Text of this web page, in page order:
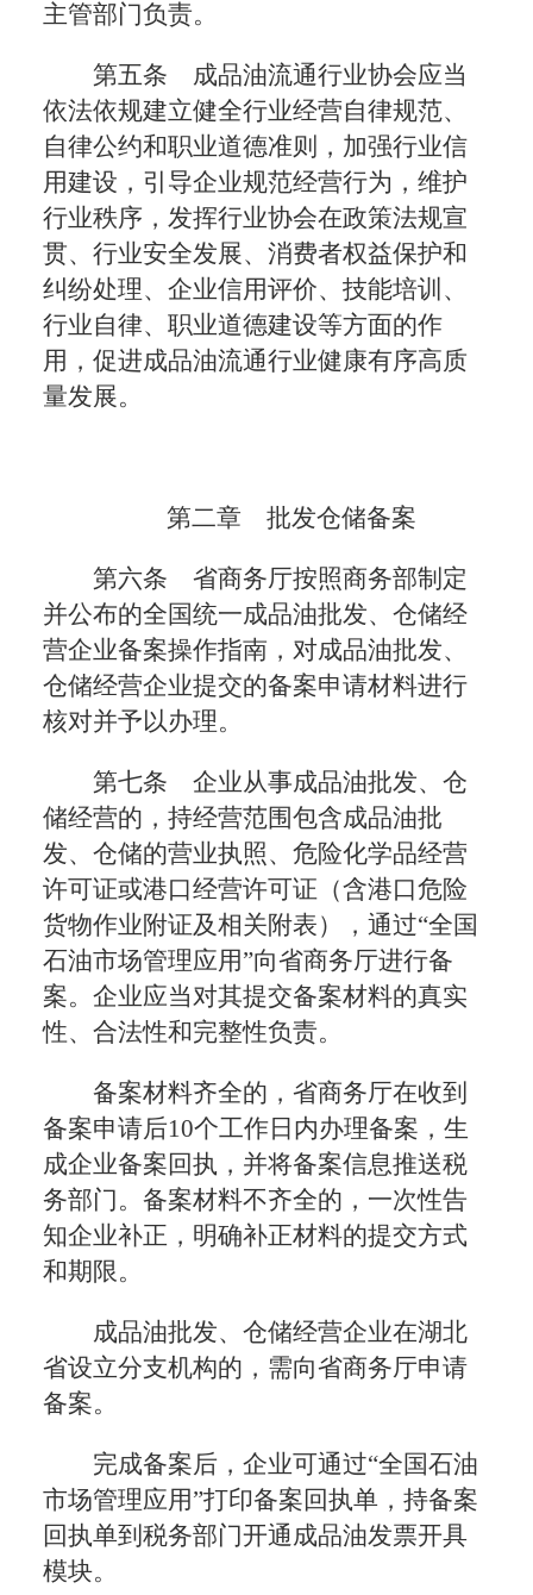
主管部门负责。
第五条 成品油流通行业协会应当
依法依规建立健全行业经营自律规范、
自律公约和职业道德准则，加强行业信
用建设，引导企业规范经营行为，维护
行业秩序，发挥行业协会在政策法规宣
贯、行业安全发展、消费者权益保护和
纠纷处理、企业信用评价、技能培训、
行业自律、职业道德建设等方面的作
用，促进成品油流通行业健康有序高质
量发展。
第二章 批发仓储备案
第六条 省商务厅按照商务部制定
并公布的全国统一成品油批发、仓储经
营企业备案操作指南，对成品油批发、
仓储经营企业提交的备案申请材料进行
核对并予以办理。
第七条 企业从事成品油批发、仓
储经营的，持经营范围包含成品油批
发、仓储的营业执照、危险化学品经营
许可证或港口经营许可证（含港口危险
货物作业附证及相关附表），通过“全国
石油市场管理应用”向省商务厅进行备
案。企业应当对其提交备案材料的真实
性、合法性和完整性负责。
备案材料齐全的，省商务厅在收到
备案申请后10个工作日内办理备案，生
成企业备案回执，并将备案信息推送税
务部门。备案材料不齐全的，一次性告
知企业补正，明确补正材料的提交方式
和期限。
成品油批发、仓储经营企业在湖北
省设立分支机构的，需向省商务厅申请
备案。
完成备案后，企业可通过“全国石油
市场管理应用”打印备案回执单，持备案
回执单到税务部门开通成品油发票开具
模块。